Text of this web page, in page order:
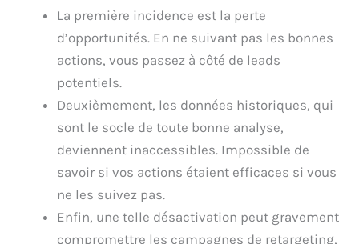
La première incidence est la perte
d’opportunités. En ne suivant pas les bonnes
actions, vous passez à côté de leads
potentiels.
Deuxièmement, les données historiques, qui
sont le socle de toute bonne analyse,
deviennent inaccessibles. Impossible de
savoir si vos actions étaient efficaces si vous
ne les suivez pas.
Enfin, une telle désactivation peut gravement
compromettre les campagnes de retargeting,